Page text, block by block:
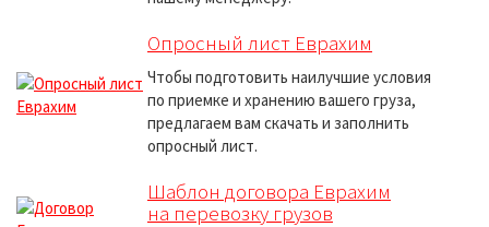
Опросный лист Еврахим
Чтобы подготовить наилучшие условия
по приемке и хранению вашего груза,
предлагаем вам скачать и заполнить
опросный лист.
Шаблон договора Еврахим
на перевозку грузов